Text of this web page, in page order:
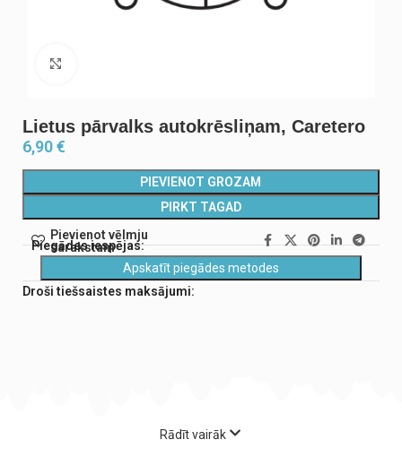
Lietus pārvalks autokrēsliņam, Caretero
6,90€
PIEVIENOT GROZAM
PIRKT TAGAD
Pievienot vēlmju
sarakstam
Piegādes iespējas:
Apskatīt piegādes metodes
Droši tiešsaistes maksājumi:
Rādīt vairāk